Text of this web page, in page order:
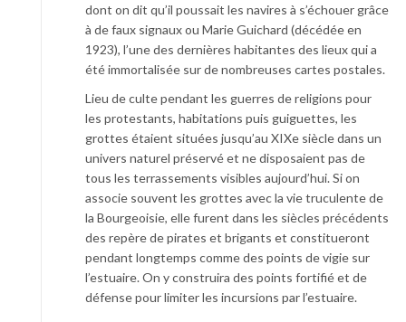
dont on dit qu’il poussait les navires à s’échouer grâce
à de faux signaux ou Marie Guichard (décédée en
1923), l’une des dernières habitantes des lieux qui a
été immortalisée sur de nombreuses cartes postales.
Lieu de culte pendant les guerres de religions pour
les protestants, habitations puis guiguettes, les
grottes étaient situées jusqu’au XIXe siècle dans un
univers naturel préservé et ne disposaient pas de
tous les terrassements visibles aujourd’hui. Si on
associe souvent les grottes avec la vie truculente de
la Bourgeoisie, elle furent dans les siècles précédents
des repère de pirates et brigants et constitueront
pendant longtemps comme des points de vigie sur
l’estuaire. On y construira des points fortifié et de
défense pour limiter les incursions par l’estuaire.